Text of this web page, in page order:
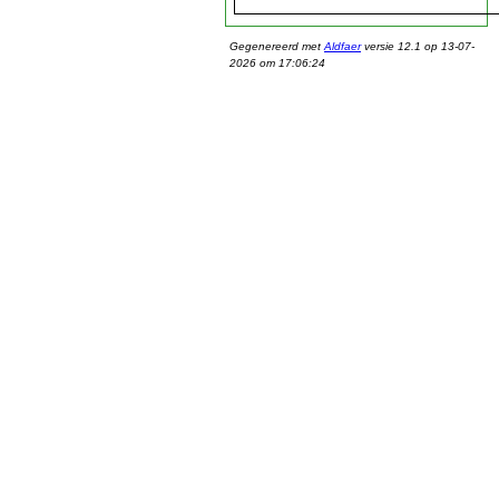
Gegenereerd met Aldfaerversie 12.1 op 13-07-
2026 om 17:06:24